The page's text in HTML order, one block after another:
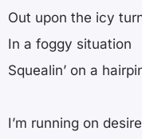
Out upon the icy
In a foggy situation
Squealin’ on a
I’m running on desire